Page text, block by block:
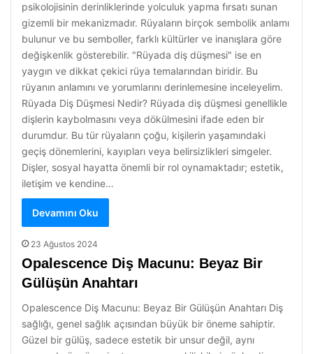
psikolojisinin derinliklerinde yolculuk yapma fırsatı sunan
gizemli bir mekanizmadır. Rüyaların birçok sembolik anlamı
bulunur ve bu semboller, farklı kültürler ve inanışlara göre
değişkenlik gösterebilir. "Rüyada diş düşmesi" ise en
yaygın ve dikkat çekici rüya temalarından biridir. Bu
rüyanın anlamını ve yorumlarını derinlemesine inceleyelim.
Rüyada Diş Düşmesi Nedir? Rüyada diş düşmesi genellikle
dişlerin kaybolmasını veya dökülmesini ifade eden bir
durumdur. Bu tür rüyaların çoğu, kişilerin yaşamındaki
geçiş dönemlerini, kayıpları veya belirsizlikleri simgeler.
Dişler, sosyal hayatta önemli bir rol oynamaktadır; estetik,
iletişim ve kendine…
Devamını Oku
23 Ağustos 2024
Opalescence Diş Macunu: Beyaz Bir
Gülüşün Anahtarı
Opalescence Diş Macunu: Beyaz Bir Gülüşün Anahtarı Diş
sağlığı, genel sağlık açısından büyük bir öneme sahiptir.
Güzel bir gülüş, sadece estetik bir unsur değil, aynı